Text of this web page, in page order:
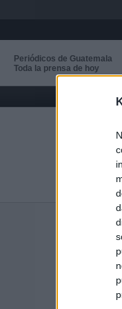
Periódicos de Guatemala
Toda la prensa de hoy